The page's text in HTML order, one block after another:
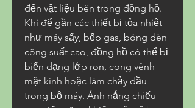
đến vật liệu bên trong đồng hồ.
Khi để gần các thiết bị tỏa nhiệt
như máy sấy, bếp gas, bóng đèn
công suất cao, đồng hồ có thể bị
biến dạng lớp ron, cong vênh
mặt kính hoặc làm chảy dầu
trong bộ máy. Ánh nắng chiếu